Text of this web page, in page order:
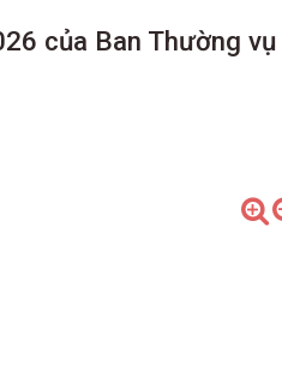
của Ban Thường vụ